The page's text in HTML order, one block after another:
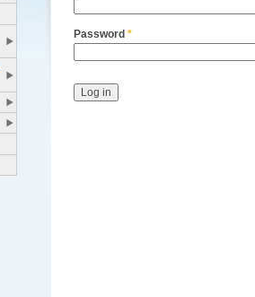
Password *